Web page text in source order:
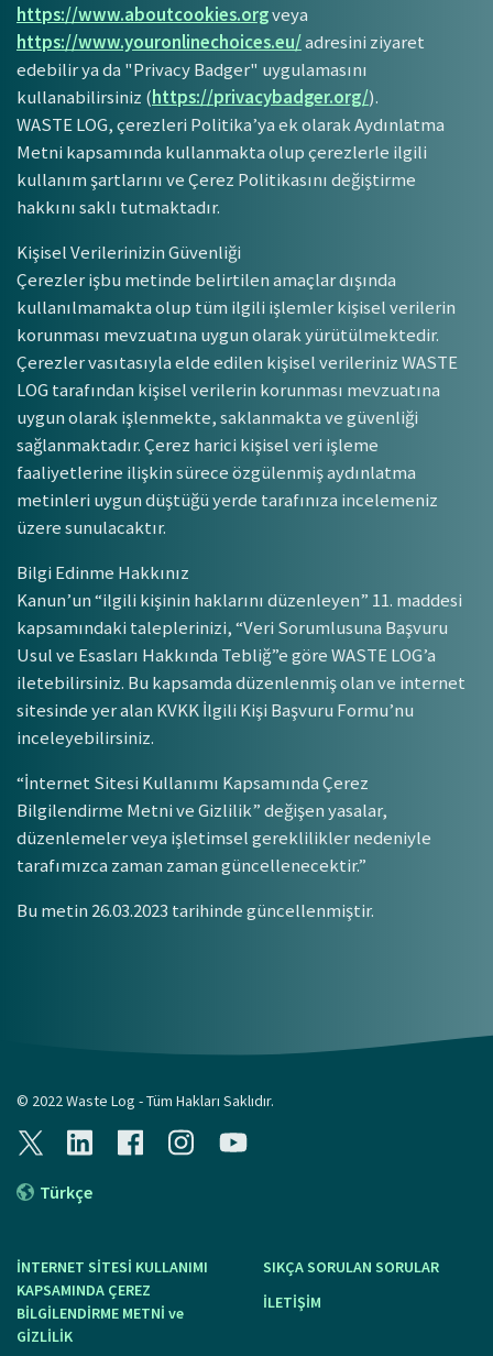
https://www.aboutcookies.orgveya
https://www.youronlinechoices.eu/adresini ziyaret
edebilir ya da "Privacy Badger" uygulamasını
kullanabilirsiniz (https://privacybadger.org/).
WASTE LOG, çerezleri Politika’ya ek olarak Aydınlatma
Metni kapsamında kullanmakta olup çerezlerle ilgili
kullanım şartlarını ve Çerez Politikasını değiştirme
hakkını saklı tutmaktadır.
Kişisel Verilerinizin Güvenliği
Çerezler işbu metinde belirtilen amaçlar dışında
kullanılmamakta olup tüm ilgili işlemler kişisel verilerin
korunması mevzuatına uygun olarak yürütülmektedir.
Çerezler vasıtasıyla elde edilen kişisel verileriniz WASTE
LOG tarafından kişisel verilerin korunması mevzuatına
uygun olarak işlenmekte, saklanmakta ve güvenliği
sağlanmaktadır. Çerez harici kişisel veri işleme
faaliyetlerine ilişkin sürece özgülenmiş aydınlatma
metinleri uygun düştüğü yerde tarafınıza incelemeniz
üzere sunulacaktır.
Bilgi Edinme Hakkınız
Kanun’un “ilgili kişinin haklarını düzenleyen” 11. maddesi
kapsamındaki taleplerinizi, “Veri Sorumlusuna Başvuru
Usul ve Esasları Hakkında Tebliğ”e göre WASTE LOG’a
iletebilirsiniz. Bu kapsamda düzenlenmiş olan ve internet
sitesinde yer alan KVKK İlgili Kişi Başvuru Formu’nu
inceleyebilirsiniz.
“İnternet Sitesi Kullanımı Kapsamında Çerez
Bilgilendirme Metni ve Gizlilik” değişen yasalar,
düzenlemeler veya işletimsel gereklilikler nedeniyle
tarafımızca zaman zaman güncellenecektir.”
Bu metin 26.03.2023 tarihinde güncellenmiştir.
© 2022 Waste Log - Tüm Hakları Saklıdır.
Türkçe
İNTERNET SİTESİ KULLANIMI
KAPSAMINDA ÇEREZ
BİLGİLENDİRME METNİ ve
GİZLİLİK
SIKÇA SORULAN SORULAR
İLETİŞİM